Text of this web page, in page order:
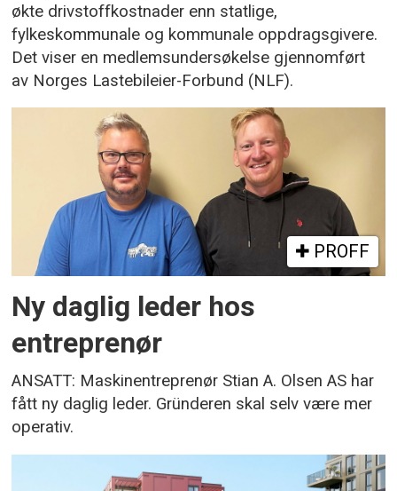
økte drivstoffkostnader enn statlige,
fylkeskommunale og kommunale oppdragsgivere.
Det viser en medlemsundersøkelse gjennomført
av Norges Lastebileier-Forbund (NLF).
PROFF
Ny daglig leder hos
entreprenør
ANSATT: Maskinentreprenør Stian A. Olsen AS har
fått ny daglig leder. Gründeren skal selv være mer
operativ.